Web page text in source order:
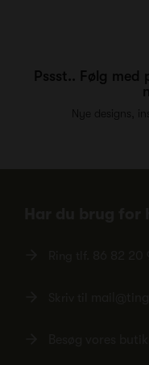
Pssst.. Følg med
Nye designs,